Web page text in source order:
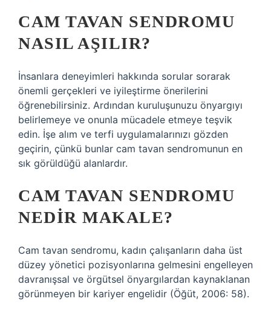
CAM TAVAN SENDROMU
NASIL AŞILIR?
İnsanlara deneyimleri hakkında sorular sorarak
önemli gerçekleri ve iyileştirme önerilerini
öğrenebilirsiniz. Ardından kuruluşunuzu önyargıyı
belirlemeye ve onunla mücadele etmeye teşvik
edin. İşe alım ve terfi uygulamalarınızı gözden
geçirin, çünkü bunlar cam tavan sendromunun en
sık görüldüğü alanlardır.
CAM TAVAN SENDROMU
NEDIR MAKALE?
Cam tavan sendromu, kadın çalışanların daha üst
düzey yönetici pozisyonlarına gelmesini engelleyen
davranışsal ve örgütsel önyargılardan kaynaklanan
görünmeyen bir kariyer engelidir (Öğüt, 2006: 58).